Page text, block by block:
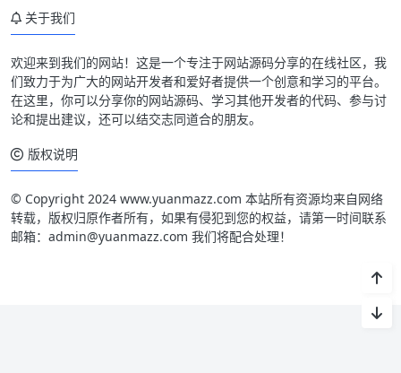
关于我们
欢迎来到我们的网站！这是一个专注于网站源码分享的在线社区，我
们致力于为广大的网站开发者和爱好者提供一个创意和学习的平台。
在这里，你可以分享你的网站源码、学习其他开发者的代码、参与讨
论和提出建议，还可以结交志同道合的朋友。
版权说明
© Copyright 2024 www.yuanmazz.com 本站所有资源均来自网络
转载，版权归原作者所有，如果有侵犯到您的权益，请第一时间联系
邮箱：admin@yuanmazz.com 我们将配合处理！